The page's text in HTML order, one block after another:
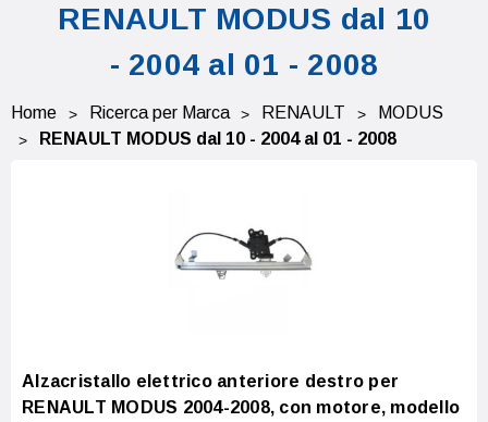
RENAULT MODUS dal 10
- 2004 al 01 - 2008
Home Ricerca per Marca RENAULT
MODUS
RENAULT MODUS dal 10 - 2004 al 01 - 2008
Alzacristallo elettrico anteriore destro per
RENAULT MODUS 2004-2008, con motore, modello